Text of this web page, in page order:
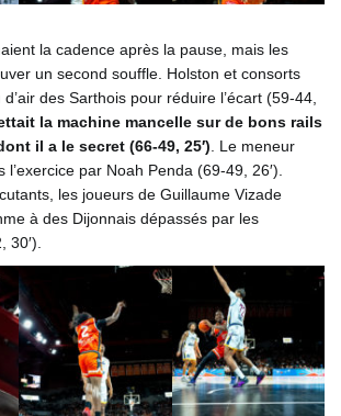
la cadence après la pause, mais les
un second souffle. Holston et consorts
des Sarthois pour réduire l’écart (59-44,
la machine mancelle sur de bons rails
il a le secret (66-49, 25′) . Le meneur
par Noah Penda (69-49, 26′).
les joueurs de Guillaume Vizade
à des Dijonnais dépassés par les